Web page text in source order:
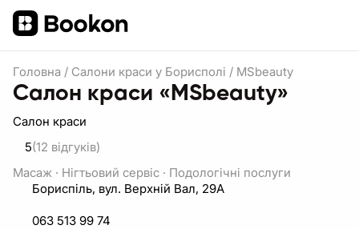
Головна / Салони краси у Борисполі / MSbeauty
Салон краси «MSbeauty»
Салон краси
5(12 відгуків)
Масаж · Нігтьовий сервіс · Подологічні послуги
Бориспіль, вул. Верхній Вал, 29А
063 513 99 74